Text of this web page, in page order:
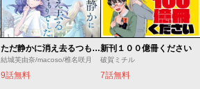
ただ静かに消え去るつもりでした
結城芙由奈/macoso/椎名咲月
9話無料
新刊１００億冊ください
破賀ミチル
7話無料